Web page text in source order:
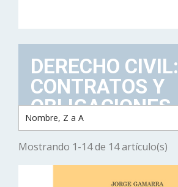
DERECHO CIVIL:
CONTRATOS Y
OBLIGACIONES
Nombre, Z a A
Mostrando 1-14 de 14 artículo(s)